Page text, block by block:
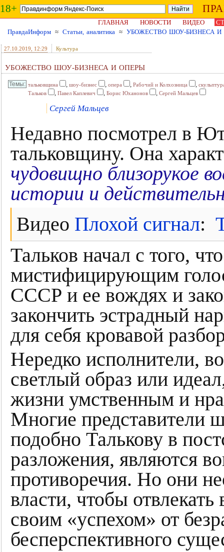
18+
ГЛАВНАЯ НОВОСТИ ВИДЕО
ПравдаИнформ ≈ Статьи, аналитика ≈ УБОЖЕСТВО ШОУ-БИЗНЕСА И
27.10.2019 , 12:29 Культура
УБОЖЕСТВО ШОУ-БИЗНЕСА И ОПЕРЫ
тальковщина , шоу-бизнес , опера , Рабочий и Колхозница ,
Тальков
, Павел Каплевич , Борис Юханонов , Сергей Мальцев
Сергей Мальцев
Недавно посмотрел в
тальковщину. Она
чудовищно близорукое
истории и
Видео Плохой сигнал:
Тальков начал с того,
мистифицирующим
СССР и ее вождях и
закончить эстрадный
для себя кровавой
Нередко исполнители,
светлый образ или
жизни умственным и
Многие представители
подобно Талькову в
разложения, являются
противоречия. Но они
власти, чтобы
своим «успехом» от
бесперспективного